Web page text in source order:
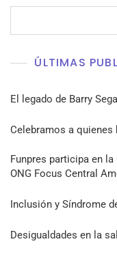
ÚLTIMAS
El legado de Barry
Celebramos a
Funpres participa en
ONG Focus Central
Inclusión y Síndrome
Desigualdades en la